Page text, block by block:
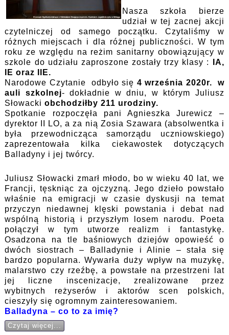
Nasza szkoła bierze
udział w tej zacnej akcji
czytelniczej od samego początku. Czytaliśmy w
różnych miejscach i dla różnej publiczności. W tym
roku ze względu na reżim sanitarny obowiązujący w
szkole do udziału zaproszone zostały trzy klasy :
IA,
IE oraz IIE.
Narodowe Czytanie odbyło się 4 września 2020r. w
auli szkolnej- dokładnie w dniu, w którym Juliusz
Słowackiobchodziłby 211 urodziny.
Spotkanie rozpoczęła pani Agnieszka Jurewicz –
dyrektor II LO, a za nią Zosia Szawara (absolwentka i
była przewodnicząca samorządu uczniowskiego)
zaprezentowała kilka ciekawostek dotyczących
Balladyny i jej twórcy.
Juliusz Słowacki zmarł młodo, bo w wieku 40 lat, we
Francji, tęskniąc za ojczyzną. Jego dzieło powstało
właśnie na emigracji w czasie dyskusji na temat
przyczyn niedawnej klęski powstania i debat nad
wspólną historią i przyszłym losem narodu. Poeta
połączył w tym utworze realizm i fantastykę.
Osadzona na tle baśniowych dziejów opowieść o
dwóch siostrach – Balladynie i Alinie – stała się
bardzo popularna. Wywarła duży wpływ na muzykę,
malarstwo czy rzeźbę, a powstałe na przestrzeni lat
jej liczne inscenizacje, zrealizowane przez
wybitnych reżyserów i aktorów scen polskich,
cieszyły się ogromnym zainteresowaniem.
Balladyna – co to za imię?
Czytaj więcej...